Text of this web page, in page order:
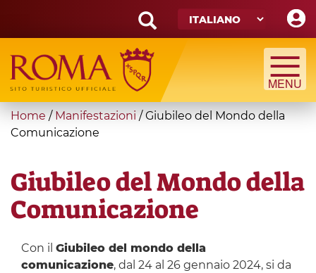
main
content
Search
form
Cerca
You
are
Home / Manifestazioni /Giubileo del Mondo della
Comunicazione
Giubileo del Mondo della
Comunicazione
Con il Giubileo del mondo della
comunicazione, dal 24 al 26 gennaio 2024, si da